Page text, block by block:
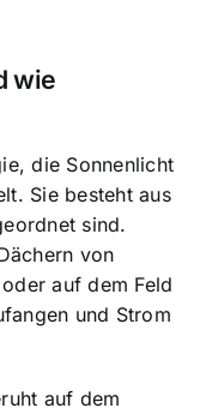
wie
die Sonnenlicht
Sie besteht aus
sind.
von
auf dem Feld
und Strom
auf dem